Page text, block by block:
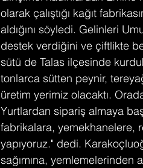
olarak çalıştığı kağıt
aldığını söyledi. Gelinleri
destek verdiğini ve çiftlikte
sütü de Talas ilçesinde
tonlarca sütten peynir,
üretim yerimiz olacaktı.
Yurtlardan sipariş almaya
fabrikalara, yemekhanelere,
yapıyoruz." dedi.
sağımına, yemlemelerinden